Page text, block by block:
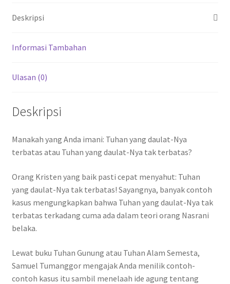
o
o
k
p
Deskripsi
Informasi Tambahan
Ulasan (0)
Deskripsi
Manakah yang Anda imani: Tuhan yang daulat-Nya
terbatas atau Tuhan yang daulat-Nya tak terbatas?
Orang Kristen yang baik pasti cepat menyahut: Tuhan
yang daulat-Nya tak terbatas! Sayangnya, banyak contoh
kasus mengungkapkan bahwa Tuhan yang daulat-Nya tak
terbatas terkadang cuma ada dalam teori orang Nasrani
belaka.
Lewat buku Tuhan Gunung atau Tuhan Alam Semesta,
Samuel Tumanggor mengajak Anda menilik contoh-
contoh kasus itu sambil menelaah ide agung tentang